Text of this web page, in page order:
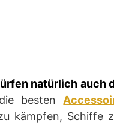
natürlich auch
besten
kämpfen, Schiffe